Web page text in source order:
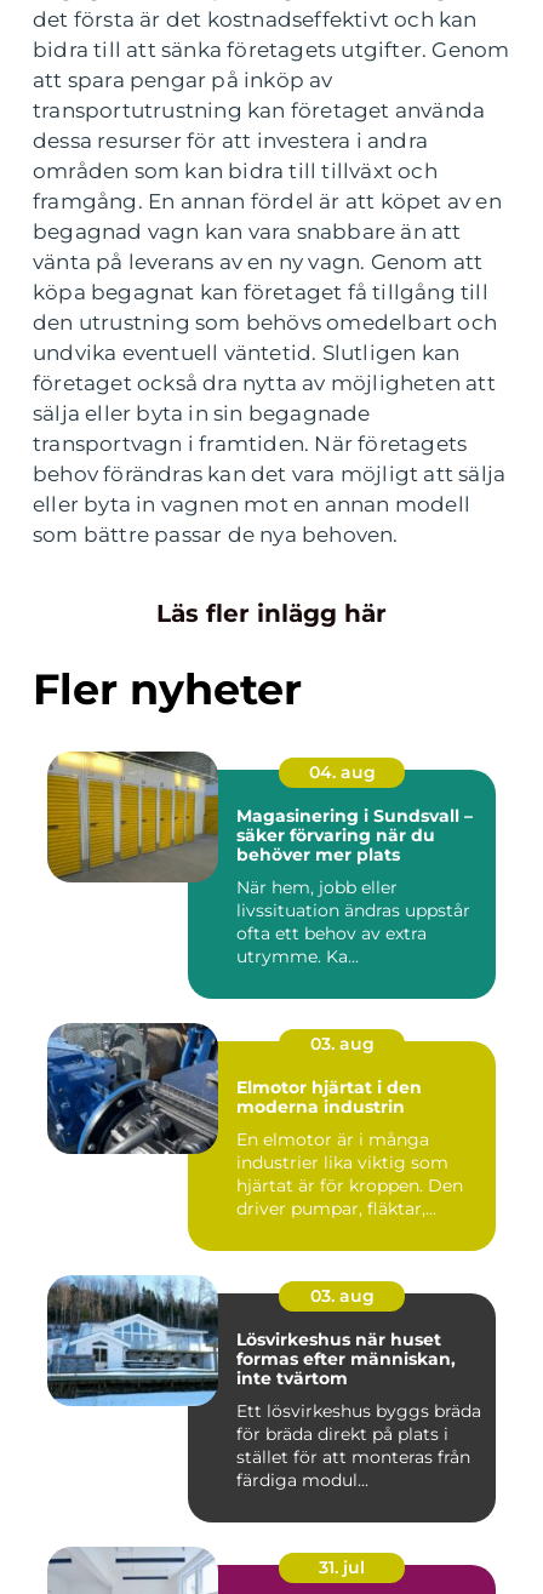
det första är det kostnadseffektivt och kan
bidra till att sänka företagets utgifter. Genom
att spara pengar på inköp av
transportutrustning kan företaget använda
dessa resurser för att investera i andra
områden som kan bidra till tillväxt och
framgång. En annan fördel är att köpet av en
begagnad vagn kan vara snabbare än att
vänta på leverans av en ny vagn. Genom att
köpa begagnat kan företaget få tillgång till
den utrustning som behövs omedelbart och
undvika eventuell väntetid. Slutligen kan
företaget också dra nytta av möjligheten att
sälja eller byta in sin begagnade
transportvagn i framtiden. När företagets
behov förändras kan det vara möjligt att sälja
eller byta in vagnen mot en annan modell
som bättre passar de nya behoven.
Läs fler inlägg här
Fler nyheter
04. aug
Magasinering i Sundsvall –
säker förvaring när du
behöver mer plats
När hem, jobb eller
livssituation ändras uppstår
ofta ett behov av extra
utrymme. Ka...
03. aug
Elmotor hjärtat i den
moderna industrin
En elmotor är i många
industrier lika viktig som
hjärtat är för kroppen. Den
driver pumpar, fläktar,...
03. aug
Lösvirkeshus när huset
formas efter människan,
inte tvärtom
Ett lösvirkeshus byggs bräda
för bräda direkt på plats i
stället för att monteras från
färdiga modul...
31. jul